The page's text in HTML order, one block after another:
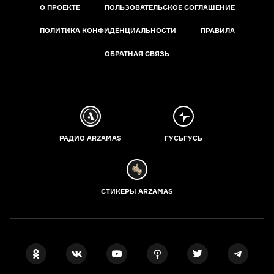
О ПРОЕКТЕ ПОЛЬЗОВАТЕЛЬСКОЕ СОГЛАШЕНИЕ
ПОЛИТИКА КОНФИДЕНЦИАЛЬНОСТИ ПРАВИЛА
ОБРАТНАЯ СВЯЗЬ
РАДИО ARZAMAS ГУСЬГУСЬ
СТИКЕРЫ ARZAMAS